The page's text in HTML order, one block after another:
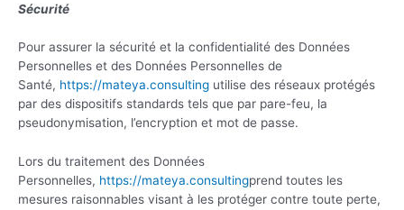
Sécurité
Pour assurer la sécurité et la confidentialité des Données
Personnelles et des Données Personnelles de
Santé, https://mateya.consulting utilise des réseaux protégés
par des dispositifs standards tels que par pare-feu, la
pseudonymisation, l’encryption et mot de passe.
Lors du traitement des Données
Personnelles, https://mateya.consultingprend toutes les
mesures raisonnables visant à les protéger contre toute perte,